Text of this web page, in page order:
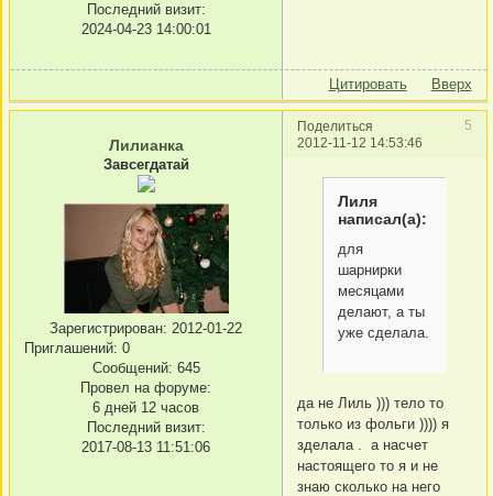
Последний визит:
2024-04-23 14:00:01
Цитировать Вверх
Поделиться
5
2012-11-12 14:53:46
Лилианка
Завсегдатай
Зарегистрирован: 2012-01-22
Приглашений: 0
Сообщений: 645
Провел на форуме:
6 дней 12 часов
Последний визит:
2017-08-13 11:51:06
Лиля
написал(а):
для
шарнирки
месяцами
делают, а ты
уже сделала.
да не Лиль ))) тело то
только из фольги )))) я
зделала . а насчет
настоящего то я и не
знаю сколько на него